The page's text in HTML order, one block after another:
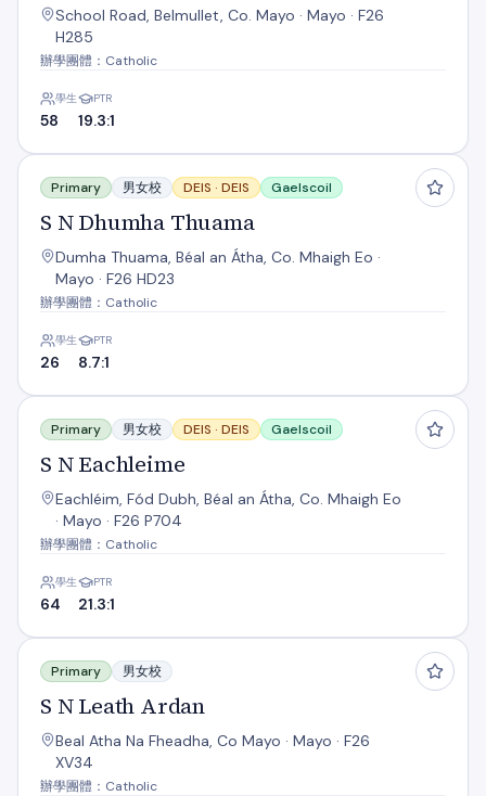
School Road, Belmullet, Co. Mayo · Mayo · F26
H285
辦學團體：Catholic
學生
58
PTR
19.3:1
S N Dhumha Thuama
Primary 男女校 DEIS · DEIS Gaelscoil
S N Dhumha Thuama
Dumha Thuama, Béal an Átha, Co. Mhaigh Eo ·
Mayo · F26 HD23
辦學團體：Catholic
學生
26
PTR
8.7:1
S N Eachleime
Primary 男女校 DEIS · DEIS Gaelscoil
S N Eachleime
Eachléim, Fód Dubh, Béal an Átha, Co. Mhaigh Eo
· Mayo · F26 P704
辦學團體：Catholic
學生
64
PTR
21.3:1
S N Leath Ardan
Primary 男女校
S N Leath Ardan
Beal Atha Na Fheadha, Co Mayo · Mayo · F26
XV34
辦學團體：Catholic